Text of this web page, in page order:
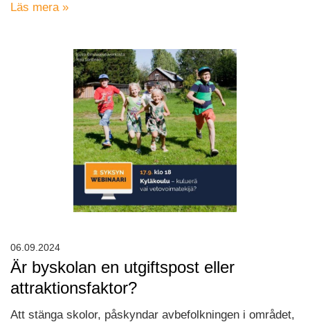
Läs mera »
Är byskolan en utgiftspost eller
attraktionsfaktor?
Att stänga skolor, påskyndar avbefolkningen i området,
06.09.2024